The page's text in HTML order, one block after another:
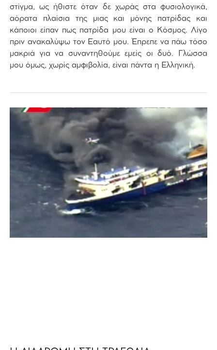
στίγμα, ως ήθιστε όταν δε χωράς στα φυσιολογικά,
αόρατα πλαίσια της μιας και μόνης πατρίδας και
κάποιοι είπαν πως πατρίδα μου είναι ο Κόσμος. Λίγο
πριν ανακαλύψω τον Εαυτό μου. Έπρεπε να πάω τόσο
μακριά για να συναντηθούμε εμείς οι δυό. Γλώσσα
μου όμως, χωρίς αμφιβολία, είναι πάντα η Ελληνική.